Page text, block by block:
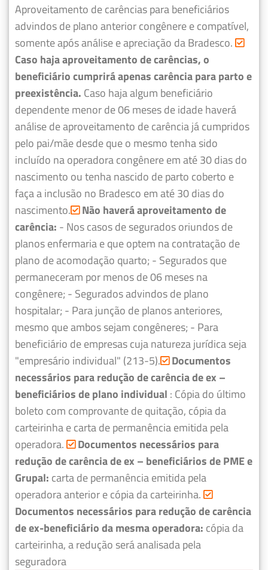
Aproveitamento de carências para beneficiários
advindos de plano anterior congênere e compatível,
somente após análise e apreciação da Bradesco.
Caso haja aproveitamento de carências, o
beneficiário cumprirá apenas carência para parto e
preexistência. Caso haja algum beneficiário
dependente menor de 06 meses de idade haverá
análise de aproveitamento de carência já cumpridos
pelo pai/mãe desde que o mesmo tenha sido
incluído na operadora congênere em até 30 dias do
nascimento ou tenha nascido de parto coberto e
faça a inclusão no Bradesco em até 30 dias do
nascimento. Não haverá aproveitamento de
carência: - Nos casos de segurados oriundos de
planos enfermaria e que optem na contratação de
plano de acomodação quarto; - Segurados que
permaneceram por menos de 06 meses na
congênere; - Segurados advindos de plano
hospitalar; - Para junção de planos anteriores,
mesmo que ambos sejam congêneres; - Para
beneficiário de empresas cuja natureza jurídica seja
"empresário individual" (213-5). Documentos
necessários para redução de carência de ex –
beneficiários de plano individual : Cópia do último
boleto com comprovante de quitação, cópia da
carteirinha e carta de permanência emitida pela
operadora.
Documentos necessários para
redução de carência de ex – beneficiários de PME e
Grupal: carta de permanência emitida pela
operadora anterior e cópia da carteirinha.
Documentos necessários para redução de carência
de ex-beneficiário da mesma operadora: cópia da
carteirinha, a redução será analisada pela
seguradora